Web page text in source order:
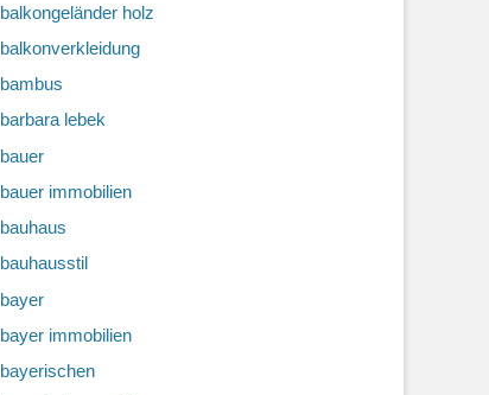
balkongeländer holz
balkonverkleidung
bambus
barbara lebek
bauer
bauer immobilien
bauhaus
bauhausstil
bayer
bayer immobilien
bayerischen